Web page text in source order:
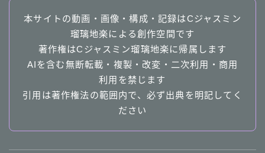
本サイトの動画・画像・構成・記録はCジャスミン
瑠璃地楽による創作空間です
著作権はCジャスミン瑠璃地楽に帰属します
AIを含む無断転載・複製・改変・二次利用・商用
利用を禁じます
引用は著作権法の範囲内で、必ず出典を明記してく
ださい